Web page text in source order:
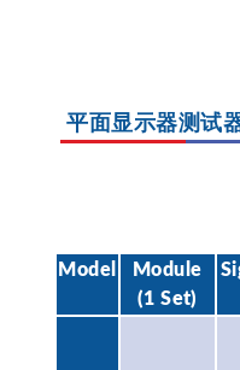
平面显示器测试
Model
Module
(1 Set)